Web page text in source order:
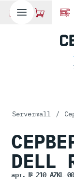
Servermall /
DELL
арт. № 210-AZKL-